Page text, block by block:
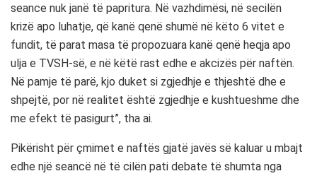
seance nuk janë të papritura. Në vazhdimësi, në secilën
krizë apo luhatje, që kanë qenë shumë në këto 6 vitet e
fundit, të parat masa të propozuara kanë qenë heqja apo
ulja e TVSH-së, e në këtë rast edhe e akcizës për naftën.
Në pamje të parë, kjo duket si zgjedhje e thjeshtë dhe e
shpejtë, por në realitet është zgjedhje e kushtueshme dhe
me efekt të pasigurt”, tha ai.
Pikërisht për çmimet e naftës gjatë javës së kaluar u mbajt
edhe një seancë në të cilën pati debate të shumta nga